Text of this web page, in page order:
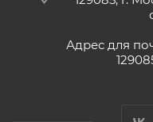
Адрес для